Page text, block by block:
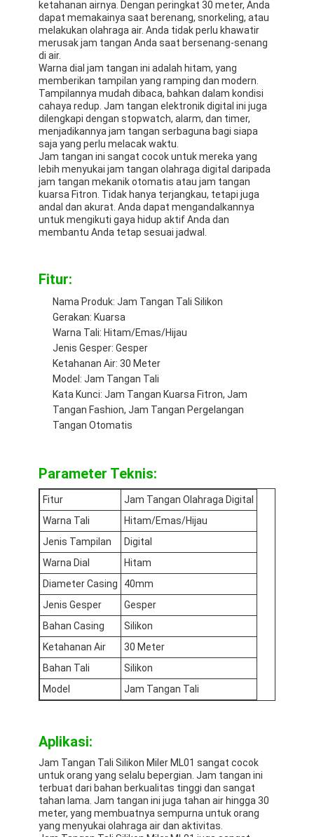
Produk
Tentang Kami
Tur Pabrik
Kontrol kualitas
Hubungi Kami
Berita
Kasus
Blog
Jam Tangan Kuarsa
Jam Tangan Kuarsa Tali Kulit
Jam tangan dengan tali stainless steel
ketahanan airnya. Dengan peringkat 30 meter, Anda
dapat memakainya saat berenang, snorkeling, atau
melakukan olahraga air. Anda tidak perlu khawatir
merusak jam tangan Anda saat bersenang-senang
di air.
Warna dial jam tangan ini adalah hitam, yang
memberikan tampilan yang ramping dan modern.
Tampilannya mudah dibaca, bahkan dalam kondisi
cahaya redup. Jam tangan elektronik digital ini juga
dilengkapi dengan stopwatch, alarm, dan timer,
menjadikannya jam tangan serbaguna bagi siapa
saja yang perlu melacak waktu.
Jam tangan ini sangat cocok untuk mereka yang
lebih menyukai jam tangan olahraga digital daripada
jam tangan mekanik otomatis atau jam tangan
kuarsa Fitron. Tidak hanya terjangkau, tetapi juga
andal dan akurat. Anda dapat mengandalkannya
untuk mengikuti gaya hidup aktif Anda dan
membantu Anda tetap sesuai jadwal.
Fitur:
Nama Produk: Jam Tangan Tali Silikon
Gerakan: Kuarsa
Warna Tali: Hitam/Emas/Hijau
Jenis Gesper: Gesper
Ketahanan Air: 30 Meter
Model: Jam Tangan Tali
Kata Kunci: Jam Tangan Kuarsa Fitron, Jam
Tangan Fashion, Jam Tangan Pergelangan
Tangan Otomatis
Parameter Teknis:
Fitur
Jam Tangan Olahraga Digital
Warna Tali
Hitam/Emas/Hijau
Jenis Tampilan
Digital
Warna Dial
Hitam
Diameter Casing
40mm
Jenis Gesper
Gesper
Bahan Casing
Silikon
Ketahanan Air
30 Meter
Bahan Tali
Silikon
Model
Jam Tangan Tali
Aplikasi:
Jam Tangan Tali Silikon Miler ML01 sangat cocok
untuk orang yang selalu bepergian. Jam tangan ini
terbuat dari bahan berkualitas tinggi dan sangat
tahan lama. Jam tangan ini juga tahan air hingga 30
meter, yang membuatnya sempurna untuk orang
yang menyukai olahraga air dan aktivitas.